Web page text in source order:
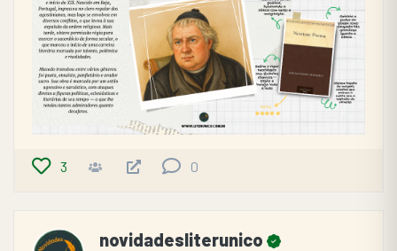
3 0
novidadesliterunico